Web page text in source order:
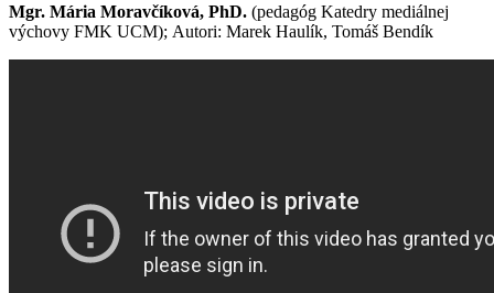
Mgr. Mária Moravčíková, PhD. (pedagóg Katedry mediálnej
výchovy FMK UCM); Autori: Marek Haulík, Tomáš Bendík